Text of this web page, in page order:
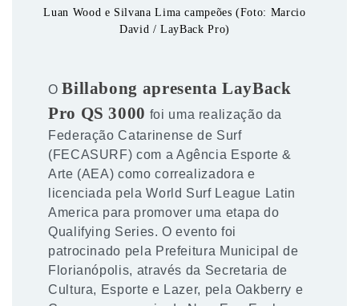
Luan Wood e Silvana Lima campeões (Foto: Marcio
David / LayBack Pro)
O Billabong apresenta LayBack
Pro QS 3000 foi uma realização da
Federação Catarinense de Surf
(FECASURF) com a Agência Esporte &
Arte (AEA) como correalizadora e
licenciada pela World Surf League Latin
America para promover uma etapa do
Qualifying Series. O evento foi
patrocinado pela Prefeitura Municipal de
Florianópolis, através da Secretaria de
Cultura, Esporte e Lazer, pela Oakberry e